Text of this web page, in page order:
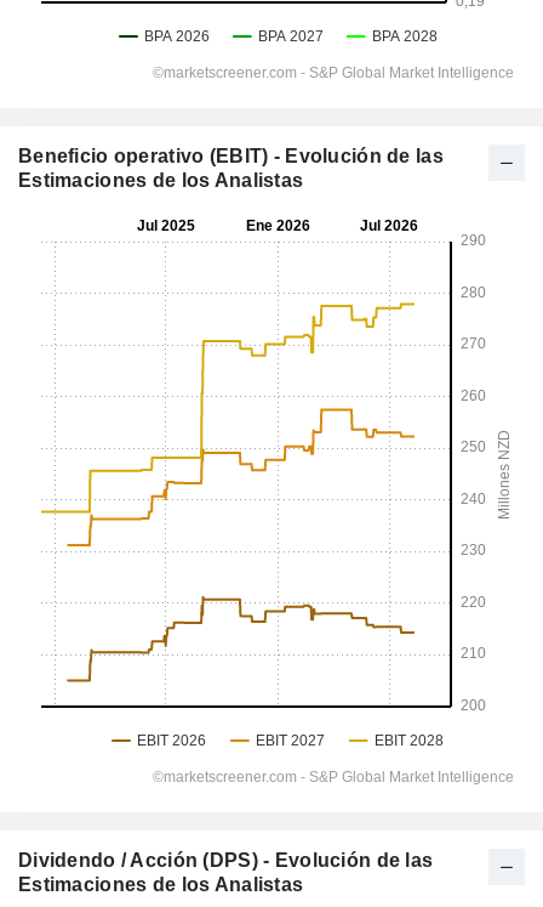
Beneficio operativo (EBIT) - Evolución de las
Estimaciones de los Analistas
Dividendo / Acción (DPS) - Evolución de las
Estimaciones de los Analistas